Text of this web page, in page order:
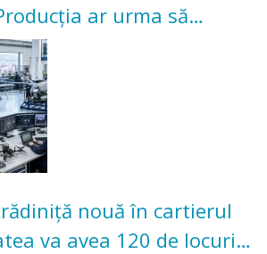
ar urma să
toamna acestui an
nouă în cartierul
va avea 120 de locuri